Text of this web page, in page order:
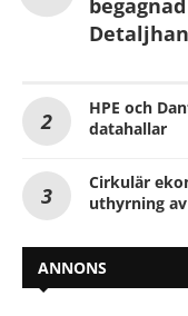
HPE och
datahallar
Cirkulär
uthyrning
ANNONS